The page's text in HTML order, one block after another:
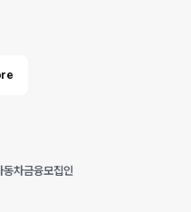
동차금융모집인